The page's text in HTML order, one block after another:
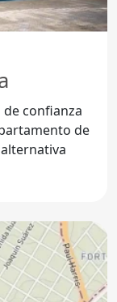
de confianza
de